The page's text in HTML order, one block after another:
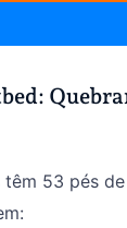
têm 53 pés